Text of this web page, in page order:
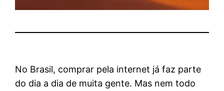
No Brasil, comprar pela internet já faz parte
do dia a dia de muita gente. Mas nem todo